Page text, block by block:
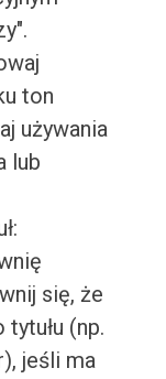
ton
używania
lub
się, że
(np.
jeśli ma